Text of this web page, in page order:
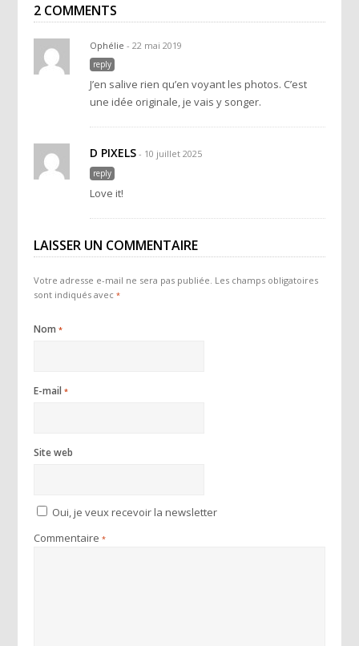
2 COMMENTS
Ophélie - 22 mai 2019
reply
J’en salive rien qu’en voyant les photos. C’est
une idée originale, je vais y songer.
D PIXELS - 10 juillet 2025
reply
Love it!
LAISSER UN COMMENTAIRE
Votre adresse e-mail ne sera pas publiée. Les champs obligatoires
sont indiqués avec*
Nom*
E-mail*
Site web
Oui, je veux recevoir la newsletter
Commentaire*